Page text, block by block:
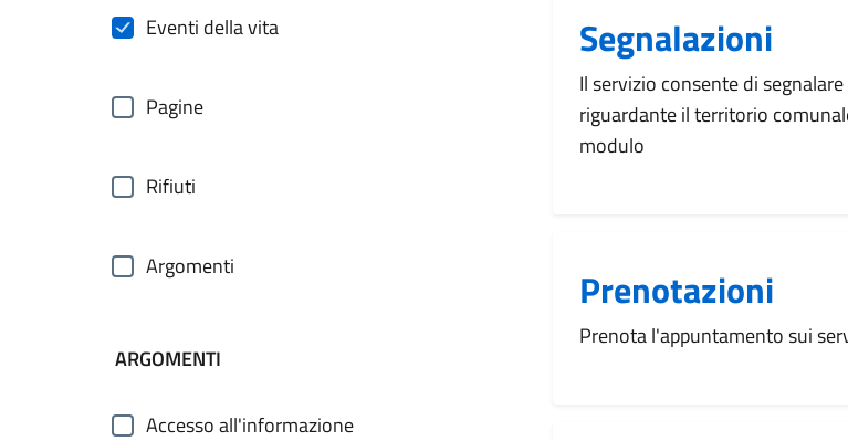
Eventi della vita
Pagine
Rifiuti
Argomenti
ARGOMENTI
Accesso all'informazione
Segnalazioni
Il servizio consente di
riguardante il territorio
modulo
Prenotazioni
Prenota l'appuntamento sui